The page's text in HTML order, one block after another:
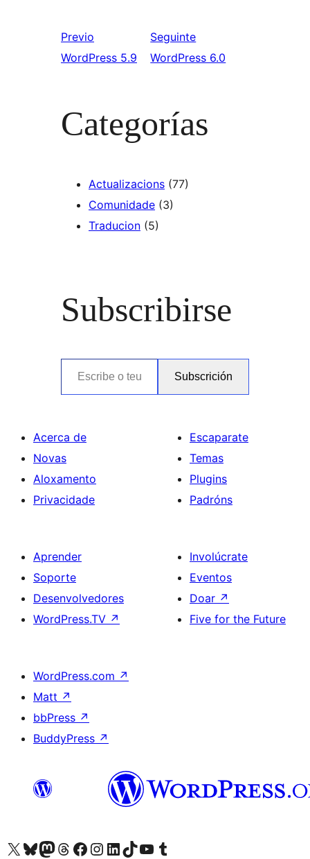
Previo
WordPress 5.9
Seguinte
WordPress 6.0
Categorías
Actualizacions (77)
Comunidade (3)
Traducion (5)
Subscribirse
Escribe o teu correo electrónico…
Subscrición
Acerca de
Novas
Aloxamento
Privacidade
Escaparate
Temas
Plugins
Padróns
Aprender
Soporte
Desenvolvedores
WordPress.TV ↗
Involúcrate
Eventos
Doar ↗
Five for the Future
WordPress.com ↗
Matt ↗
bbPress ↗
BuddyPress ↗
Visita la cuenta de X (anteriormente Twitter)
Visita a nosa conta de Bluesky
Visita a nosa conta de Mastodon
Visita a nosa conta de Threads
Visita a nosa páxina de Facebook
Visita a nosa conta de Instagram
Visita a nosa conta de LinkedIn
Visita a nosa conta de TikTok
Visita a nosa canle de YouTube
Visita a nosa conta de Tumblr